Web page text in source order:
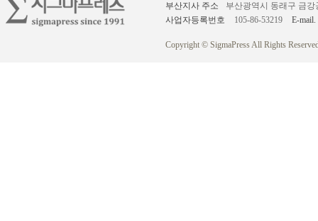
부산지사 주소
부산광역시 동래구 금강
사업자등록번호
105-86-53219 E-mail.
Copyright © SigmaPress All Rights